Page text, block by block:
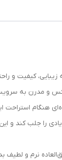
زیبایی، کیفیت و
لوکس و مدرن به
هنگام استراحت
را جلب کند و
نرم و